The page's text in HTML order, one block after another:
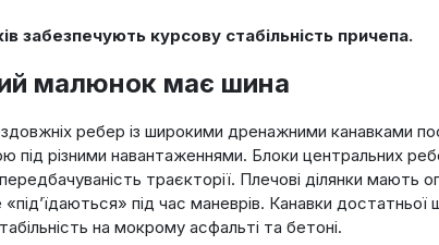
забезпечують курсову стабільність причепа.
малюнок має шина
ребер із широкими дренажними канавками
під різними навантаженнями. Блоки центральних
траєкторії. Плечові ділянки мають
під час маневрів. Канавки
на мокрому асфальті та бетоні.